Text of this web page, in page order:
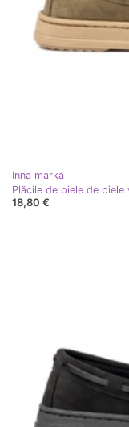
Inna marka
Plăcile de piele de
18,80 €